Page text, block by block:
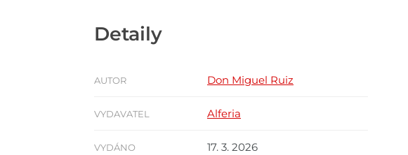
Detaily
AUTOR Don Miguel Ruiz
VYDAVATEL Alferia
VYDÁNO 17. 3. 2026